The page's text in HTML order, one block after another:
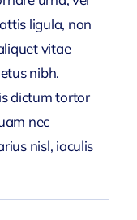
ligula, non
vitae
nibh.
dictum tortor
nec
nisl, iaculis